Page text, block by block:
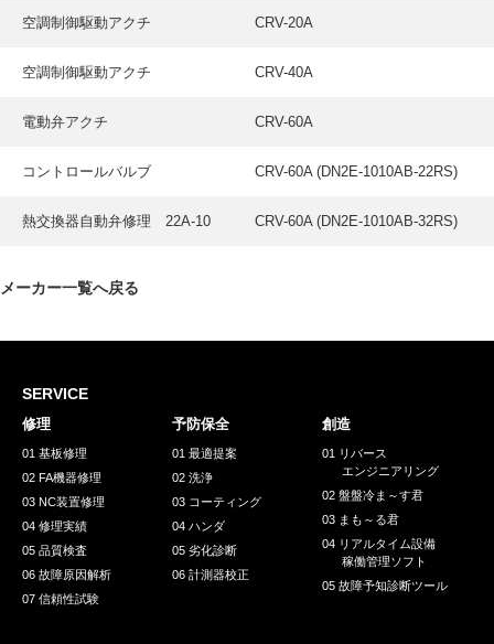
RECRUIT
お問い合わせ
空調制御駆動アクチ CRV-20A
空調制御駆動アクチ CRV-40A
電動弁アクチ CRV-60A
コントロールバルブ CRV-60A (DN2E-1010AB-22RS)
熱交換器自動弁修理 22A-10 CRV-60A (DN2E-1010AB-32RS)
メーカー一覧へ戻る
SERVICE
修理
01 基板修理
02 FA機器修理
03 NC装置修理
04 修理実績
05 品質検査
06 故障原因解析
07 信頼性試験
予防保全
01 最適提案
02 洗浄
03 コーティング
04 ハンダ
05 劣化診断
06 計測器校正
創造
01 リバース
エンジニアリング
02 盤盤冷ま～す君
03 まも～る君
04 リアルタイム設備
稼働管理ソフト
05 故障予知診断ツール